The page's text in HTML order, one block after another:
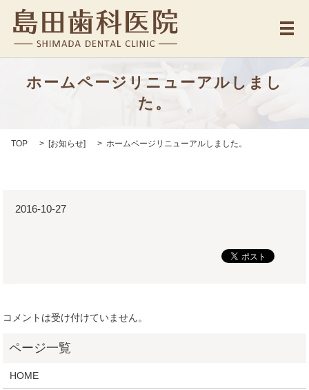
メ
ホームページリニューアルしまし
た。
TOP [お知らせ] ホームページリニューアルしました。
2016-10-27
コメントは受け付けていません。
HOME